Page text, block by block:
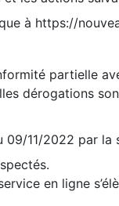
à https://
partielle
dérogations
09/11/2022 par
en ligne